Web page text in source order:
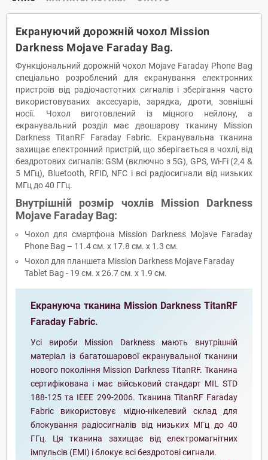
Екрануючий дорожній чохол Mission
Darkness Mojave Faraday Bag.
Функціональний дорожній чохол Mojave Faraday Phone Bag
спеціально розроблений для екранування електронних
пристроїв від радіочастотних сигналів і зберігання часто
використовуваних аксесуарів, зарядка, дроти, зовнішні
носії. Чохол виготовлений із міцного нейлону, а
екранувальний розділ має двошарову тканину Mission
Darkness TitanRF Faraday Fabric. Екранувальна тканина
захищає електронний пристрій, що зберігається в чохлі, від
бездротових сигналів: GSM (включно з 5G), GPS, Wi-Fi (2,4 &
5 МГц), Bluetooth, RFID, NFC і всі радіосигнали від низьких
МГц до 40 ГГц.
Внутрішній розмір чохлів Mission Darkness
Mojave Faraday Bag:
Чохол для смартфона Mission Darkness Mojave Faraday
Phone Bag – 11.4 см. x 17.8 см. x 1.3 см.
Чохол для планшета Mission Darkness Mojave Faraday
Tablet Bag - 19 см. х 26.7 см. x 1.9 см.
Екрануюча тканина Mission Darkness TitanRF
Faraday Fabric.
Усі вироби Mission Darkness мають внутрішній
матеріал із багатошарової екранувальної тканини
нового покоління Mission Darkness TitanRF. Тканина
сертифікована і має військовий стандарт MIL STD
188-125 та IEEE 299-2006. Тканина TitanRF Faraday
Fabric використовує мідно-нікелевий склад для
блокування радіосигналів від низьких МГц до 40
ГГц. Ця тканина захищає від електромагнітних
імпульсів (ЕМІ) і блокує всі бездротові сигнали.